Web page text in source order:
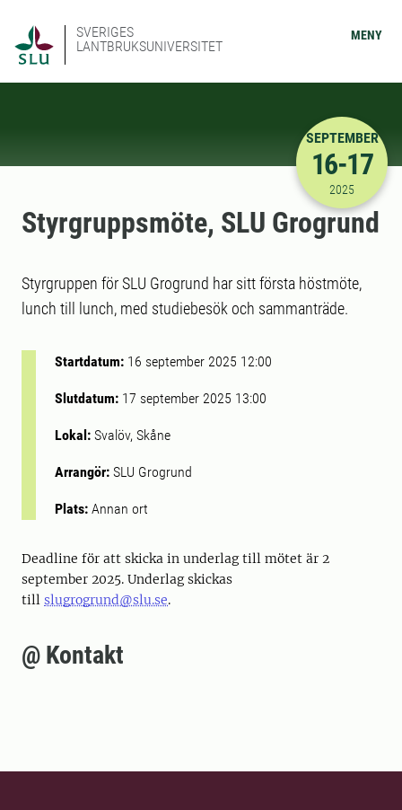
SVERIGES
LANTBRUKSUNIVERSITET
MENY
2025-09-
SEPTEMBER
16-17
2025
Styrgruppsmöte, SLU Grogrund
Styrgruppen för SLU Grogrund har sitt första höstmöte,
lunch till lunch, med studiebesök och sammanträde.
Startdatum: 16 september 2025 12:00
Slutdatum: 17 september 2025 13:00
Lokal: Svalöv, Skåne
Arrangör: SLU Grogrund
Plats: Annan ort
Deadline för att skicka in underlag till mötet är 2
september 2025. Underlag skickas
till slugrogrund@slu.se.
@ Kontakt